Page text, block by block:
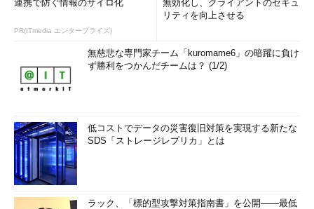
連携で防ぐ情報のサイロ化
PR(ITmedia エンタープライズ)
無効化し、クライアントのセキュ
リティを向上させる
無慈悲な専門家チーム「kuromame6」の暗躍に負け
ず勝利をつかんだチームは？ (1/2)
低コストでデータの災害復旧対策を実現する新たな
SDS「ストレージレプリカ」とは
ラック、「標的型攻撃対策指南書」を公開――最低